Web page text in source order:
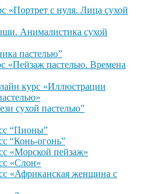
«Портрет с нуля. Лица сухой
Анималистика сухой
пастелью”
«Пейзаж пастелью. Времена
курс «Иллюстрации
сухой пастелью”
“Пионы”
“Конь-огонь”
«Морской пейзаж»
«Слон»
«Африканская женщина с